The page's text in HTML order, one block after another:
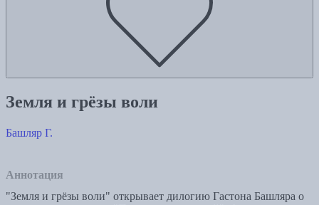
Земля и грёзы воли
Башляр Г.
Аннотация
"Земля и грёзы воли" открывает дилогию Гастона Башляра о